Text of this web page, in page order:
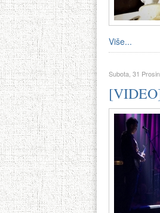
Više...
Subota, 31